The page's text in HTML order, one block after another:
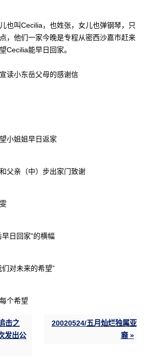
也叫Cecilia，也姓张，女儿也弹钢琴，只
，他们一家今晚是专程从密西沙嘉市赶来
Cecilia能早日回家。
读小东岳父母的感谢信
小姐姐早日返家
父亲（中）步出家门致谢
日回家”的横幅
对未来的希望”
个希望
击之
发出公
20020524/五月灿烂独属亚
裔 »